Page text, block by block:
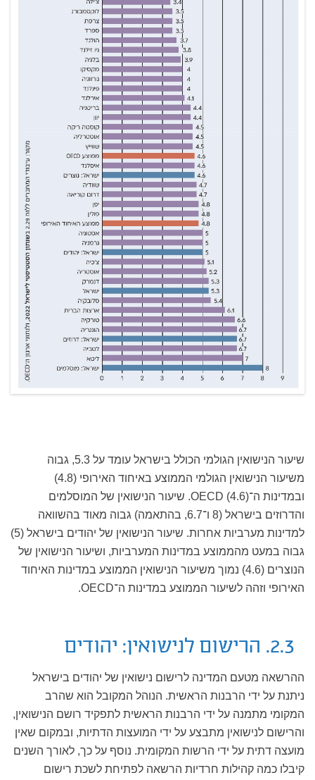
שיעור הנישואין הגולמי הכולל בישראל עומד על 5.3, גבוה
משיעור הנישואין הגולמי הממוצע באיחוד האירופי (4.8)
ובמדינות ה־OECD (4.6). שיעור הנישואין של המוסלמים
והדרוזים בישראל (8 ו־6.7, בהתאמה) גבוה מאוד בהשוואה
למדינות מערביות אחרות. שיעור הנישואין של יהודים בישראל (5)
גבוה במעט מהממוצע במדינות המערביות, ושיעור הנישואין של
הנוצרים (4.6) נמוך משיעור הנישואין הממוצע במדינות האיחוד
האירופי וזהה לשיעור הממוצע במדינות ה־OECD.
ההרשאה מטעם המדינה לרישום נישואין של יהודים בישראל
ניתנת על ידי הרבנות הראשית. הנוהל המקובל הוא שהרב
המקומי מתמנה על ידי הרבנות הראשית לתפקיד רושם הנישואין,
והרישום לנישואין מתבצע על ידי המועצות הדתיות, ובמקום שאין
מועצה דתית על ידי הרשות המקומית. נוסף על כך, לאורך השנים
קיבלו כמה קהילות חרדיות הרשאה לפתיחת לשכת רישום